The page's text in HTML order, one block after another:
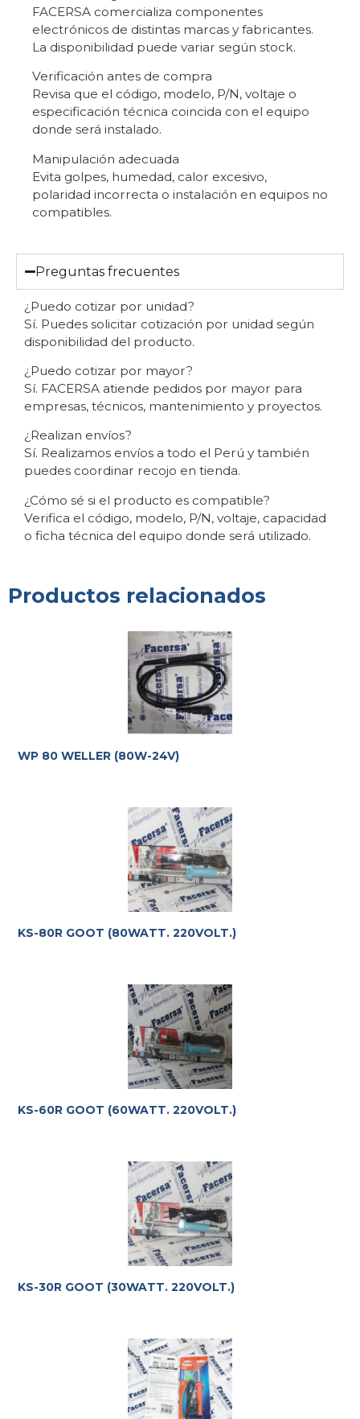
FACERSA comercializa componentes
electrónicos de distintas marcas y fabricantes.
La disponibilidad puede variar según stock.
Verificación antes de compra
Revisa que el código, modelo, P/N, voltaje o
especificación técnica coincida con el equipo
donde será instalado.
Manipulación adecuada
Evita golpes, humedad, calor excesivo,
polaridad incorrecta o instalación en equipos no
compatibles.
Preguntas frecuentes
¿Puedo cotizar por unidad?
Sí. Puedes solicitar cotización por unidad según
disponibilidad del producto.
¿Puedo cotizar por mayor?
Sí. FACERSA atiende pedidos por mayor para
empresas, técnicos, mantenimiento y proyectos.
¿Realizan envíos?
Sí. Realizamos envíos a todo el Perú y también
puedes coordinar recojo en tienda.
¿Cómo sé si el producto es compatible?
Verifica el código, modelo, P/N, voltaje, capacidad
o ficha técnica del equipo donde será utilizado.
Productos relacionados
WP 80 WELLER (80W-24V)
KS-80R GOOT (80WATT. 220VOLT.)
KS-60R GOOT (60WATT. 220VOLT.)
KS-30R GOOT (30WATT. 220VOLT.)
Te ayudamos con la elección más adecuada
requerimientos.